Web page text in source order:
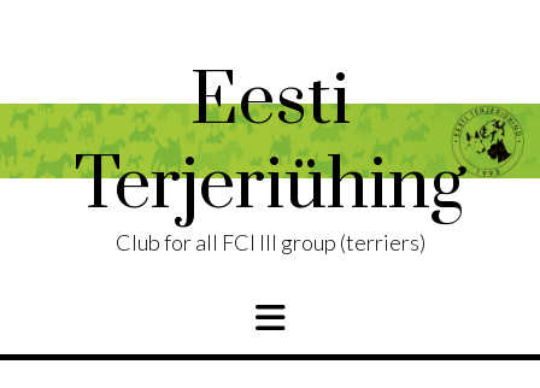
Eesti
Terjeriühing
Club for all FCI III group (terriers)